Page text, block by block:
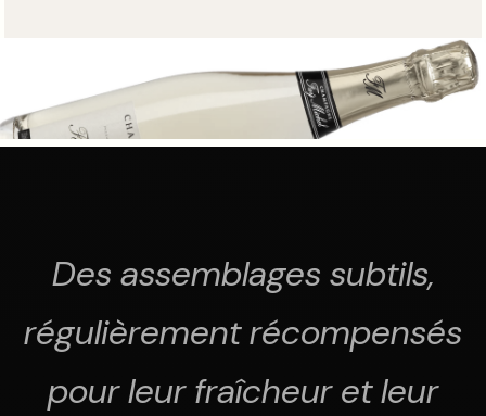
Des assemblages subtils,
régulièrement récompensés
pour leur fraîcheur et leur